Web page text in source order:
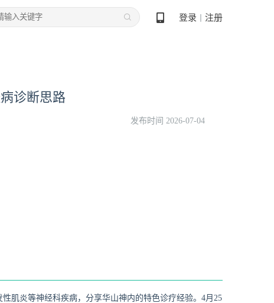
登录 注册
诊断思路
发布时间 2026-07-04
肌炎等神经科疾病，分享华山神内的特色诊疗经验。4月25